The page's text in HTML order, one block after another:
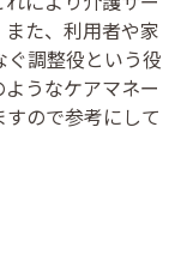
た、利用者や家
調整役という役
うなケアマネー
ので参考にして